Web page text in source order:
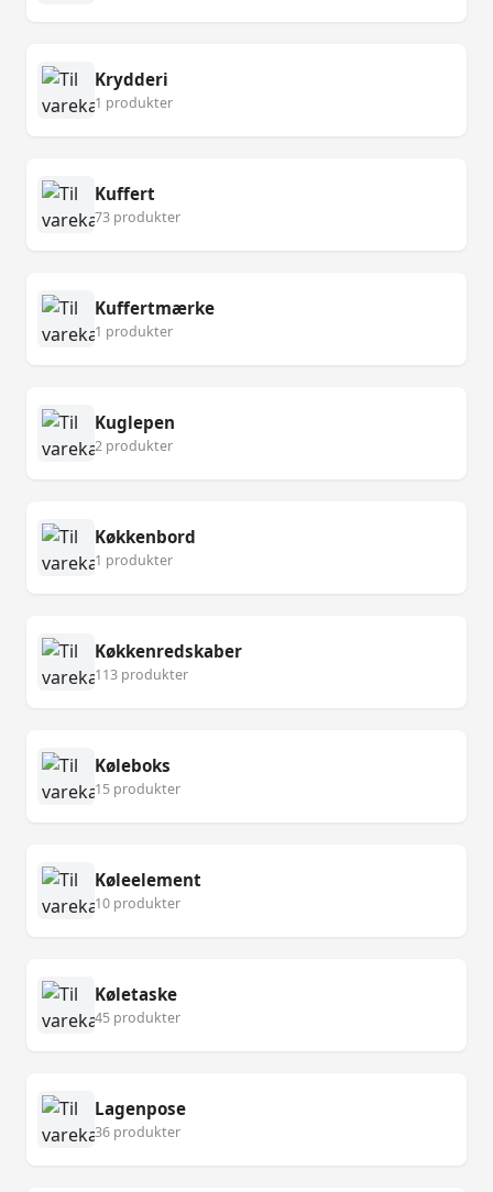
Krydderi
1 produkter
Kuffert
73 produkter
Kuffertmærke
1 produkter
Kuglepen
2 produkter
Køkkenbord
1 produkter
Køkkenredskaber
113 produkter
Køleboks
15 produkter
Køleelement
10 produkter
Køletaske
45 produkter
Lagenpose
36 produkter